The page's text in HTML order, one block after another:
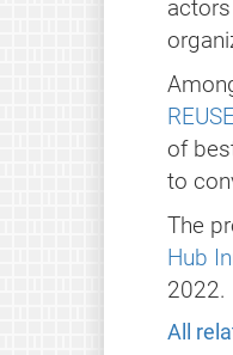
of
to
The
Hub
2022.
All